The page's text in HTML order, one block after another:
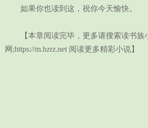
如果你也读到这，祝你今天愉快。
【本章阅读完毕，更多请搜索读书族
网;https://m.hzrz.net 阅读更多精彩小说】